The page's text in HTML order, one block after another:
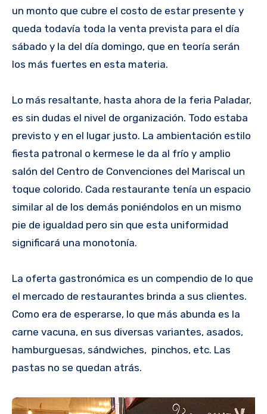
un monto que cubre el costo de estar presente y
queda todavía toda la venta prevista para el día
sábado y la del día domingo, que en teoría serán
los más fuertes en esta materia.
Lo más resaltante, hasta ahora de la feria Paladar,
es sin dudas el nivel de organización. Todo estaba
previsto y en el lugar justo. La ambientación estilo
fiesta patronal o kermese le da al frío y amplio
salón del Centro de Convenciones del Mariscal un
toque colorido. Cada restaurante tenía un espacio
similar al de los demás poniéndolos en un mismo
pie de igualdad pero sin que esta uniformidad
significará una monotonía.
La oferta gastronómica es un compendio de lo que
el mercado de restaurantes brinda a sus clientes.
Como era de esperarse, lo que más abunda es la
carne vacuna, en sus diversas variantes, asados,
hamburguesas, sándwiches, pinchos, etc. Las
pastas no se quedan atrás.